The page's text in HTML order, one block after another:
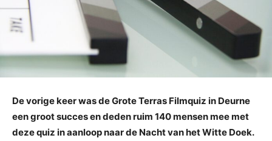
De vorige keer was de Grote Terras Filmquiz in Deurne
een groot succes en deden ruim 140 mensen mee met
deze quiz in aanloop naar de Nacht van het Witte Doek.